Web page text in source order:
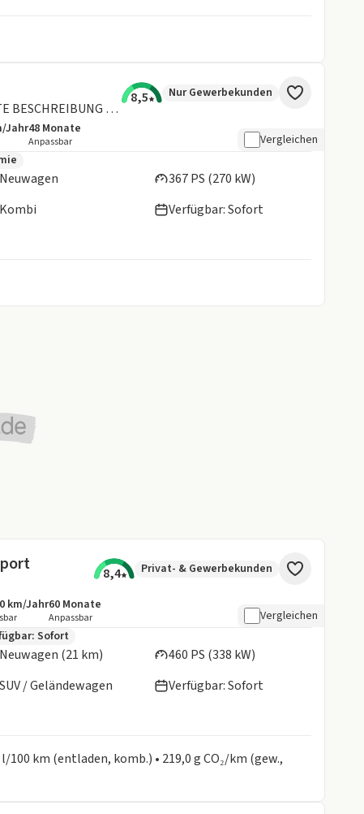
Avant TFSI quattro 270kW **BITTE BESCHREIBUNG LESEN**
8,5 Nur Gewerbekunden
Laufleistung
JahrLaufzeit
48 Monate
Anpassbar Vergleichen
Neuwagen
367 PS (270 kW)
Kombi Verfügbar: Sofort
8,4 Privat- & Gewerbekunden
Laufleistung
km/JahrLaufzeit
60 Monate
Anpassbar Vergleichen
Sofort
Neuwagen (21 km)
460 PS (338 kW)
SUV / Geländewagen Verfügbar: Sofort
km (entladen, komb.) • 219,0 g CO₂/km (gew.,